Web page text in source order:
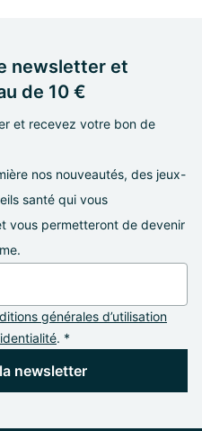
newsletter et
de 10 €
et recevez votre bon de
nos nouveautés, des jeux-
santé qui vous
vous permetteront de devenir
générales d’utilisation
. *
newsletter